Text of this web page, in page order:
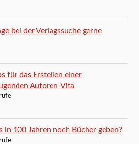
bei der Verlagssuche gerne
für das Erstellen einer
Autoren-Vita
in 100 Jahren noch Bücher geben?